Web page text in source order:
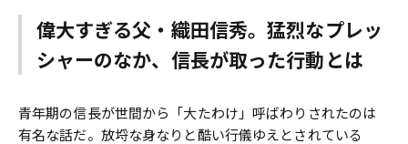
偉大すぎる父・織田信秀。猛烈なプレッ
シャーのなか、信長が取った行動とは
青年期の信長が世間から「大たわけ」呼ばわりされたのは
有名な話だ。放埒な身なりと酷い行儀ゆえとされている